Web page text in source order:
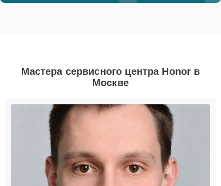
Мастера сервисного центра Honor в
Москве